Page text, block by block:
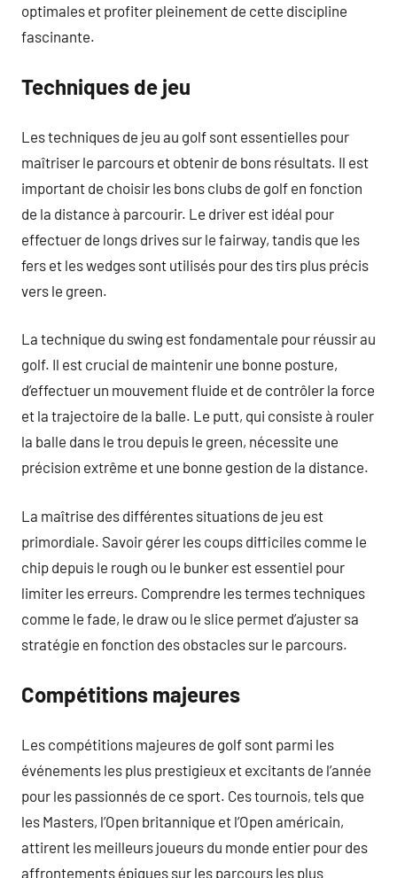
optimales et profiter pleinement de cette discipline
fascinante.
Techniques de jeu
Les techniques de jeu au golf sont essentielles pour
maîtriser le parcours et obtenir de bons résultats. Il est
important de choisir les bons clubs de golf en fonction
de la distance à parcourir. Le driver est idéal pour
effectuer de longs drives sur le fairway, tandis que les
fers et les wedges sont utilisés pour des tirs plus précis
vers le green.
La technique du swing est fondamentale pour réussir au
golf. Il est crucial de maintenir une bonne posture,
d’effectuer un mouvement fluide et de contrôler la force
et la trajectoire de la balle. Le putt, qui consiste à rouler
la balle dans le trou depuis le green, nécessite une
précision extrême et une bonne gestion de la distance.
La maîtrise des différentes situations de jeu est
primordiale. Savoir gérer les coups difficiles comme le
chip depuis le rough ou le bunker est essentiel pour
limiter les erreurs. Comprendre les termes techniques
comme le fade, le draw ou le slice permet d’ajuster sa
stratégie en fonction des obstacles sur le parcours.
Compétitions majeures
Les compétitions majeures de golf sont parmi les
événements les plus prestigieux et excitants de l’année
pour les passionnés de ce sport. Ces tournois, tels que
les Masters, l’Open britannique et l’Open américain,
attirent les meilleurs joueurs du monde entier pour des
affrontements épiques sur les parcours les plus